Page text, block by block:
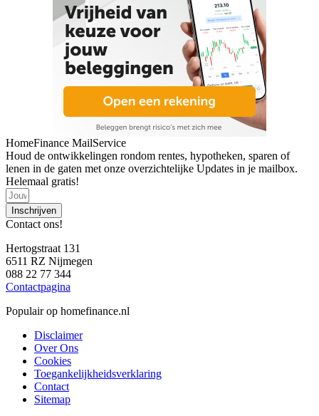
HomeFinance MailService
Houd de ontwikkelingen rondom rentes, hypotheken, sparen of
lenen in de gaten met onze overzichtelijke Updates in je mailbox.
Helemaal gratis!
Inschrijven
Contact ons!
Hertogstraat 131
6511 RZ Nijmegen
088 22 77 344
Contactpagina
Populair op homefinance.nl
Disclaimer
Over Ons
Cookies
Toegankelijkheidsverklaring
Contact
Sitemap